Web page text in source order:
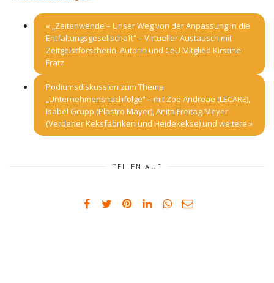
« „Zeitenwende – Unser Weg von der Anpassung in die
Entfaltungsgesellschaft“ – Virtueller Austausch mit
Zeitgeistforscherin, Autorin und CeU Mitglied Kirstine
Fratz
Podiumsdiskussion zum Thema
„Unternehmensnachfolge“ – mit Zoë Andreae (LECARE),
Isabel Grupp (Plastro Mayer), Anita Freitag-Meyer
(Verdener Keksfabriken und Heidekekse) und weitere »
TEILEN AUF